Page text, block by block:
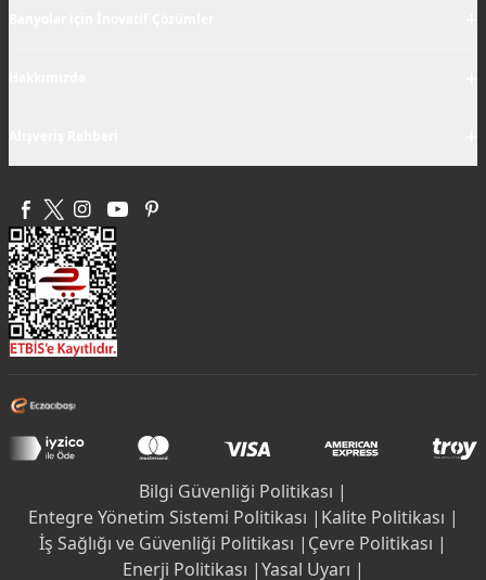
Bilgi Güvenliği Politikası |
Entegre Yönetim Sistemi Politikası | Kalite Politikası |
İş Sağlığı ve Güvenliği Politikası | Çevre Politikası |
Enerji Politikası |Yasal Uyarı |